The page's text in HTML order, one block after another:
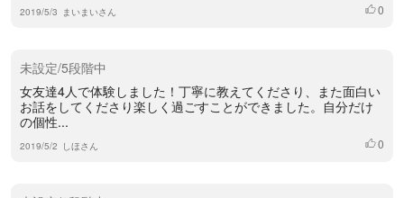
2019/5/3 まいまいさん いいね
0
未設定/5段階中
女友達4人で体験しました！丁寧に教えてくださり、また面白い
お話をしてくださり楽しく過ごすことができました。自分だけ
の個性...
2019/5/2 しほさん いいね
0